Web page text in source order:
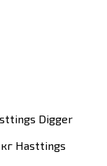
Digger
Hasttings